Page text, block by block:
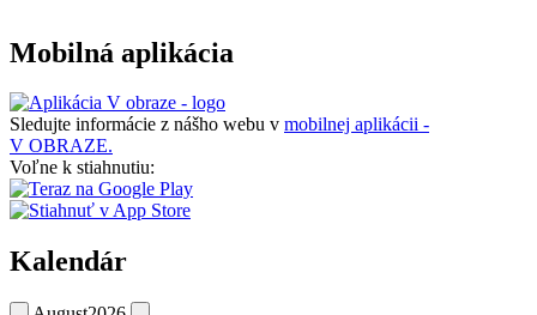
Mobilná aplikácia
Sledujte informácie z nášho webu v mobilnej aplikácii -
V OBRAZE.
Voľne k stiahnutiu:
Kalendár